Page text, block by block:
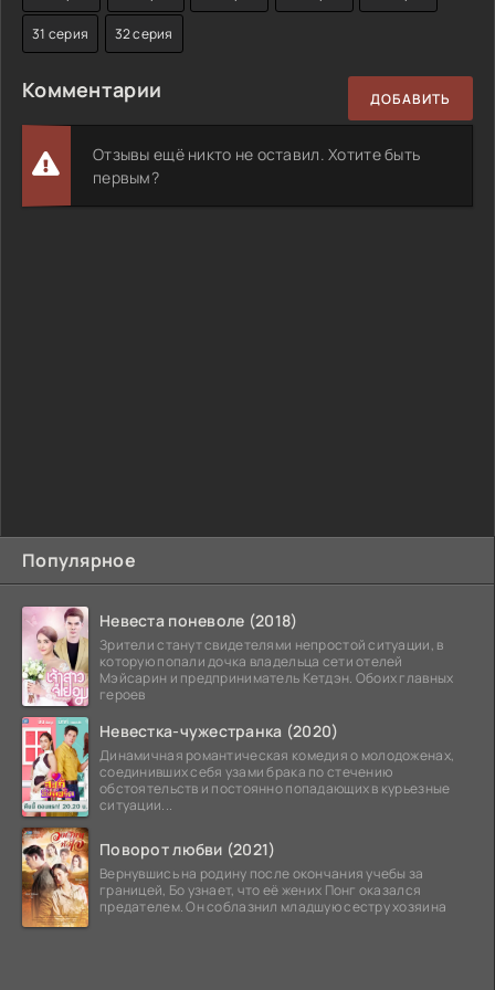
Популярное
Невеста поневоле (2018)
Зрители станут свидетелями непростой ситуации, в
которую попали дочка владельца сети отелей
Мэйсарин и предприниматель Кетдэн. Обоих главных
героев
Невестка-чужестранка (2020)
Динамичная романтическая комедия о молодоженах,
соединивших себя узами брака по стечению
обстоятельств и постоянно попадающих в курьезные
ситуации...
Поворот любви (2021)
Вернувшись на родину после окончания учебы за
границей, Бо узнает, что её жених Понг оказался
предателем. Он соблазнил младшую сестру хозяина
31 серия 32 серия
Комментарии ДОБАВИТЬ
Отзывы ещё никто не оставил. Хотите быть
первым?